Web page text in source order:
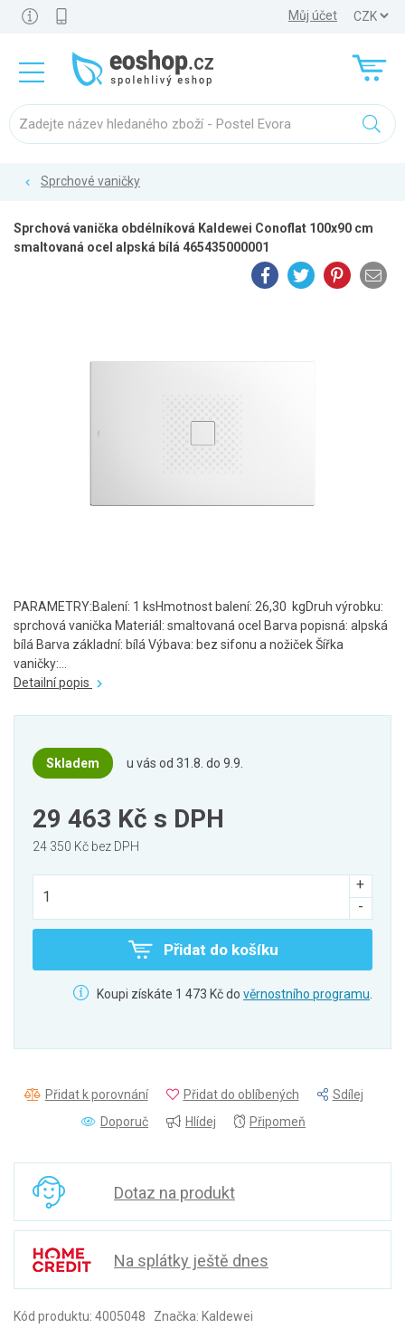
Můj účet
Sprchové vaničky
Sprchová vanička obdélníková Kaldewei Conoflat 100x90 cm
smaltovaná ocel alpská bílá 465435000001
PARAMETRY:Balení: 1 ksHmotnost balení: 26,30 kgDruh výrobku:
sprchová vanička Materiál: smaltovaná ocel Barva popisná: alpská
bílá Barva základní: bílá Výbava: bez sifonu a nožiček Šířka
vaničky:...
Detailní popis
Skladem u vás od 31.8. do 9.9.
29 463 Kč s DPH
24 350 Kč bez DPH
Přidat do košíku
Koupi získáte 1 473 Kč do věrnostního programu
Přidat k porovnání Přidat do oblíbených
Sdílej
Doporuč
Hlídej Připomeň
Dotaz na produkt
Na splátky ještě dnes
Kód produktu: 4005048 Značka: Kaldewei